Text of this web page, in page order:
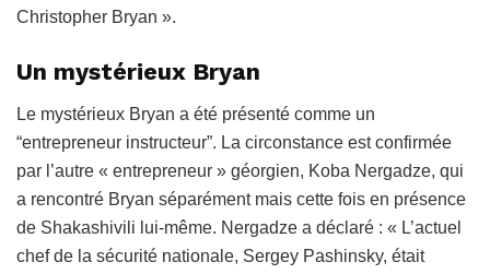
Christopher Bryan ».
Un mystérieux Bryan
Le mystérieux Bryan a été présenté comme un
“entrepreneur instructeur”. La circonstance est confirmée
par l’autre « entrepreneur » géorgien, Koba Nergadze, qui
a rencontré Bryan séparément mais cette fois en présence
de Shakashivili lui-même. Nergadze a déclaré : « L’actuel
chef de la sécurité nationale, Sergey Pashinsky, était